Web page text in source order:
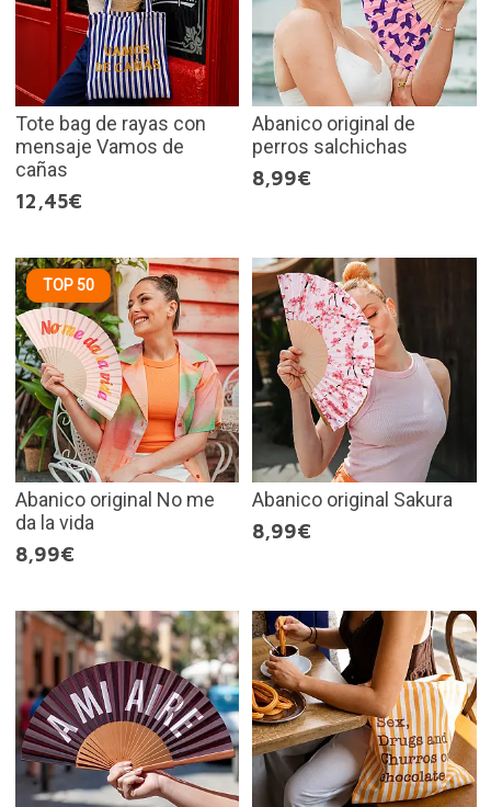
Tote bag de rayas con
mensaje Vamos de
cañas
12,45€
Abanico original de
perros salchichas
8,99€
TOP 50
Abanico original No me
da la vida
8,99€
Abanico original Sakura
8,99€